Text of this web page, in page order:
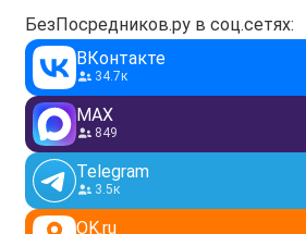
БезПосредников.ру в соц.сетях:
ВКонтакте
34.7к
MAX
849
Telegram
3.5к
OK.ru